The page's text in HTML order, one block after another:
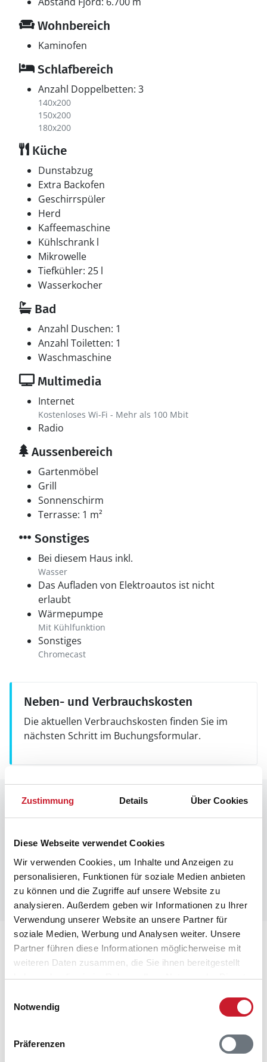
Zustimmung Details Über Cookies
Diese Webseite verwendet Cookies
Wir verwenden Cookies, um Inhalte und Anzeigen zu
personalisieren, Funktionen für soziale Medien anbieten
zu können und die Zugriffe auf unsere Website zu
analysieren. Außerdem geben wir Informationen zu Ihrer
Verwendung unserer Website an unsere Partner für
soziale Medien, Werbung und Analysen weiter. Unsere
Partner führen diese Informationen möglicherweise mit
weiteren Daten zusammen, die Sie ihnen bereitgestellt
haben oder die sie im Rahmen Ihrer Nutzung der Dienste
Notwendig
Präferenzen
Wohnbereich
Kaminofen
Schlafbereich
Anzahl Doppelbetten: 3
140x200
150x200
180x200
Küche
Dunstabzug
Extra Backofen
Geschirrspüler
Herd
Kaffeemaschine
Kühlschrank l
Mikrowelle
Tiefkühler: 25 l
Wasserkocher
Bad
Anzahl Duschen: 1
Anzahl Toiletten: 1
Waschmaschine
Multimedia
Internet
Kostenloses Wi-Fi - Mehr als 100 Mbit
Radio
Aussenbereich
Gartenmöbel
Grill
Sonnenschirm
Terrasse: 1 m²
Sonstiges
Bei diesem Haus inkl.
Wasser
Das Aufladen von Elektroautos ist nicht
erlaubt
Wärmepumpe
Mit Kühlfunktion
Sonstiges
Chromecast
Neben- und Verbrauchskosten
Die aktuellen Verbrauchskosten finden Sie im
nächsten Schritt im Buchungsformular.
Raumaufteilung
Lageplan
Spættevej 3